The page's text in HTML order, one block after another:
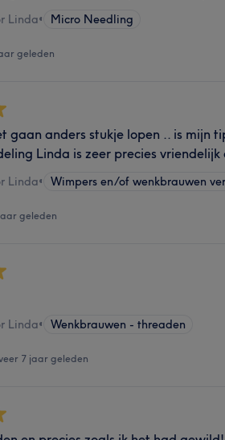
Linda• Micro Needling
geleden
gaan anders stukje lopen .. is mijn
Linda is zeer precies
Linda• Wimpers en/of wenkbrauwen
geleden
Linda• Wenkbrauwen - threaden
7 jaar geleden